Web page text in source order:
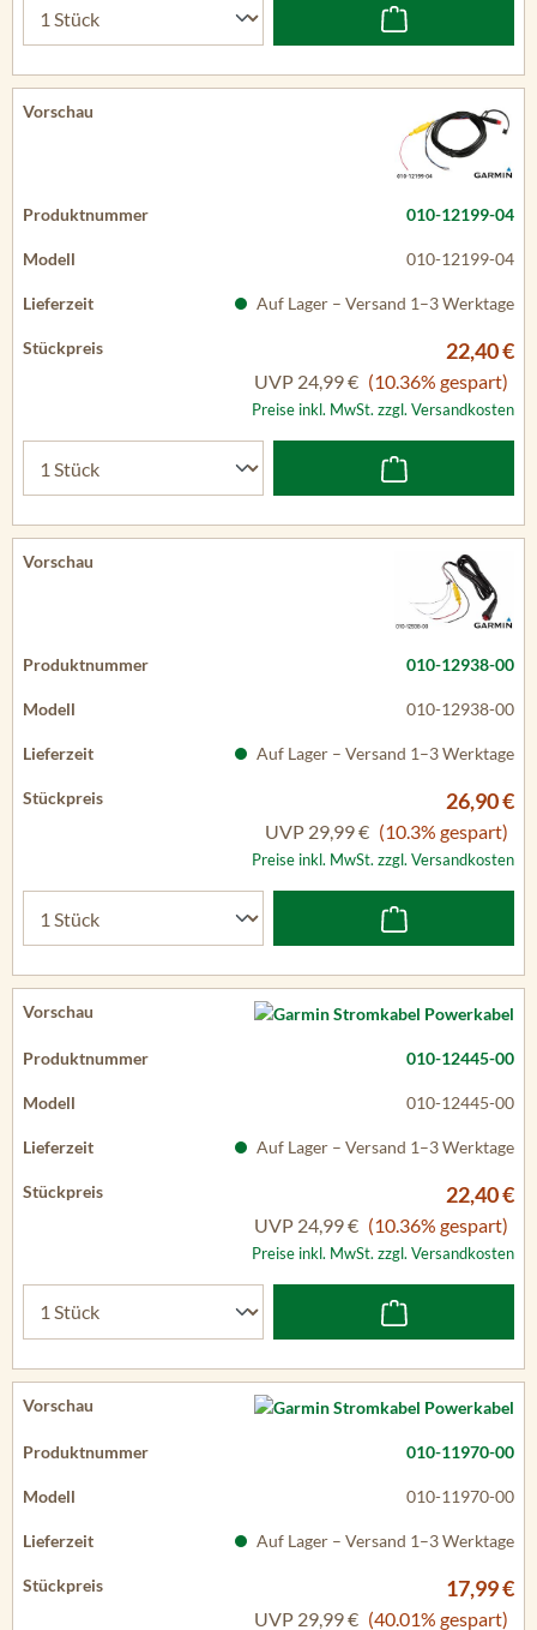
010-12199-04
010-12199-04
Auf Lager – Versand 1–3 Werktage
22,40 €
UVP 24,99 € (10.36% gespart)
Preise inkl. MwSt. zzgl. Versandkosten
010-12938-00
010-12938-00
Auf Lager – Versand 1–3 Werktage
26,90 €
UVP 29,99 € (10.3% gespart)
Preise inkl. MwSt. zzgl. Versandkosten
010-12445-00
010-12445-00
Auf Lager – Versand 1–3 Werktage
22,40 €
UVP 24,99 € (10.36% gespart)
Preise inkl. MwSt. zzgl. Versandkosten
010-11970-00
010-11970-00
Auf Lager – Versand 1–3 Werktage
17,99 €
UVP 29,99 € (40.01% gespart)